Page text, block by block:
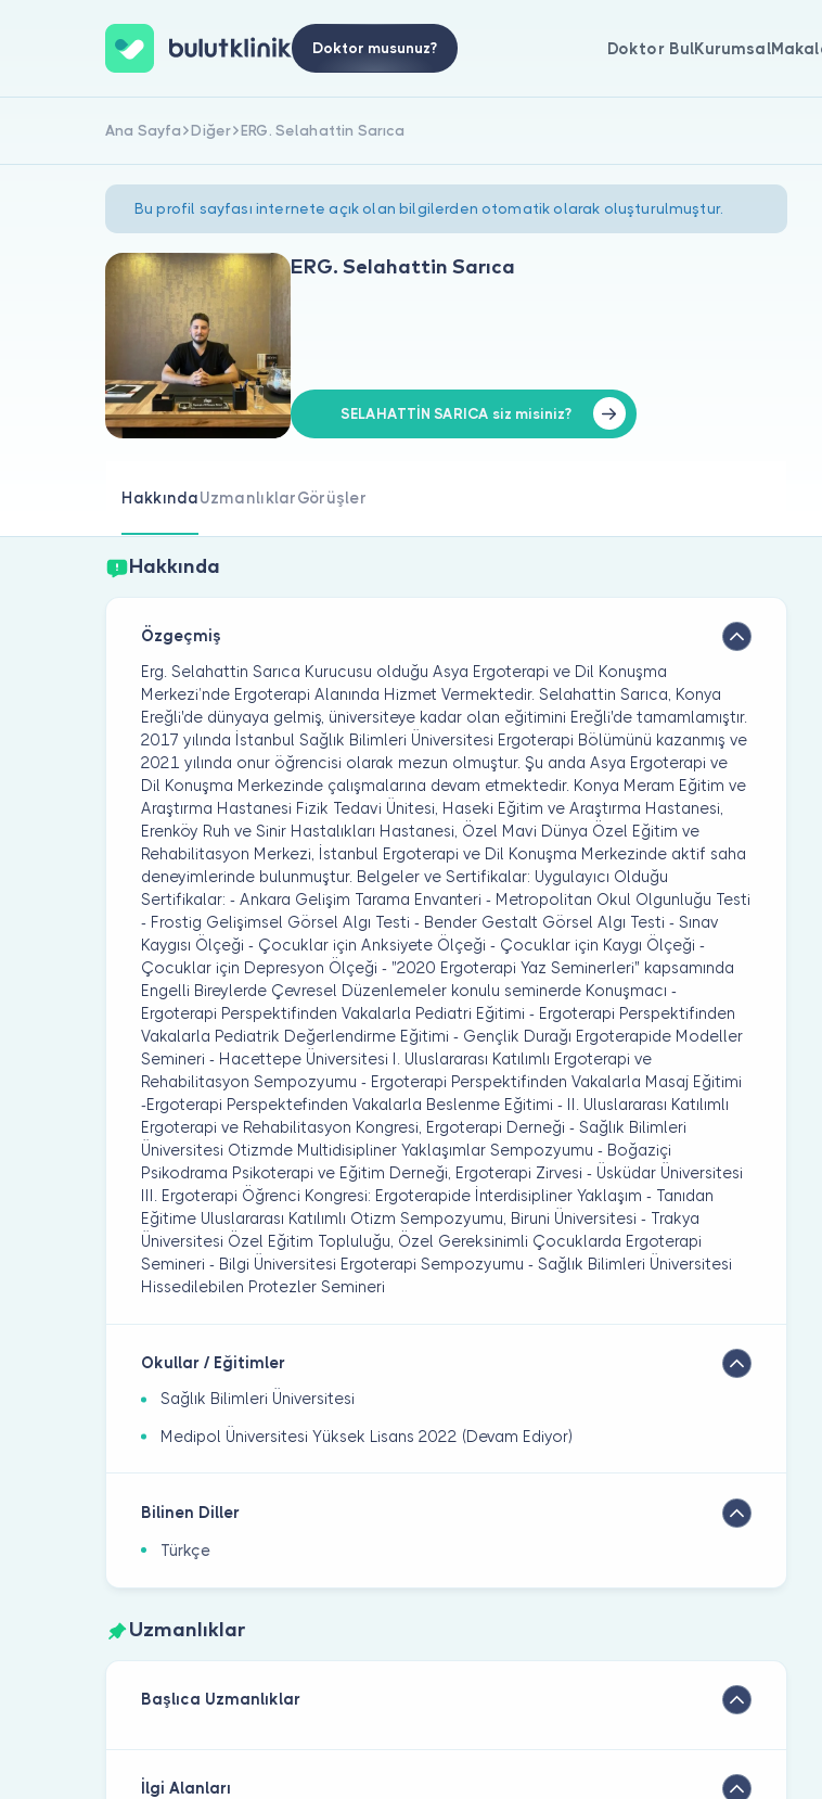
Doktor musunuz? Doktor BulKurumsal
Ana Sayfa Diğer ERG. Selahattin Sarıca
Bu profil sayfası internete açık olan bilgilerden otomatik olarak oluşturulmuştur.
ERG. Selahattin Sarıca
SELAHATTİN SARICA siz misiniz?
HakkındaUzmanlıklarGörüşler
Hakkında
Özgeçmiş
Erg. Selahattin Sarıca Kurucusu olduğu Asya Ergoterapi ve Dil Konuşma
Merkezi’nde Ergoterapi Alanında Hizmet Vermektedir. Selahattin Sarıca, Konya
Ereğli'de dünyaya gelmiş, üniversiteye kadar olan eğitimini Ereğli'de tamamlamıştır.
2017 yılında İstanbul Sağlık Bilimleri Üniversitesi Ergoterapi Bölümünü kazanmış ve
2021 yılında onur öğrencisi olarak mezun olmuştur. Şu anda Asya Ergoterapi ve
Dil Konuşma Merkezinde çalışmalarına devam etmektedir. Konya Meram Eğitim ve
Araştırma Hastanesi Fizik Tedavi Ünitesi, Haseki Eğitim ve Araştırma Hastanesi,
Erenköy Ruh ve Sinir Hastalıkları Hastanesi, Özel Mavi Dünya Özel Eğitim ve
Rehabilitasyon Merkezi, İstanbul Ergoterapi ve Dil Konuşma Merkezinde aktif saha
deneyimlerinde bulunmuştur. Belgeler ve Sertifikalar: Uygulayıcı Olduğu
Sertifikalar: - Ankara Gelişim Tarama Envanteri - Metropolitan Okul Olgunluğu Testi
- Frostig Gelişimsel Görsel Algı Testi - Bender Gestalt Görsel Algı Testi - Sınav
Kaygısı Ölçeği - Çocuklar için Anksiyete Ölçeği - Çocuklar için Kaygı Ölçeği -
Çocuklar için Depresyon Ölçeği - "2020 Ergoterapi Yaz Seminerleri" kapsamında
Engelli Bireylerde Çevresel Düzenlemeler konulu seminerde Konuşmacı -
Ergoterapi Perspektifinden Vakalarla Pediatri Eğitimi - Ergoterapi Perspektifinden
Vakalarla Pediatrik Değerlendirme Eğitimi - Gençlik Durağı Ergoterapide Modeller
Semineri - Hacettepe Üniversitesi I. Uluslararası Katılımlı Ergoterapi ve
Rehabilitasyon Sempozyumu - Ergoterapi Perspektifinden Vakalarla Masaj Eğitimi
-Ergoterapi Perspektefinden Vakalarla Beslenme Eğitimi - II. Uluslararası Katılımlı
Ergoterapi ve Rehabilitasyon Kongresi, Ergoterapi Derneği - Sağlık Bilimleri
Üniversitesi Otizmde Multidisipliner Yaklaşımlar Sempozyumu - Boğaziçi
Psikodrama Psikoterapi ve Eğitim Derneği, Ergoterapi Zirvesi - Üsküdar Üniversitesi
III. Ergoterapi Öğrenci Kongresi: Ergoterapide İnterdisipliner Yaklaşım - Tanıdan
Eğitime Uluslararası Katılımlı Otizm Sempozyumu, Biruni Üniversitesi - Trakya
Üniversitesi Özel Eğitim Topluluğu, Özel Gereksinimli Çocuklarda Ergoterapi
Semineri - Bilgi Üniversitesi Ergoterapi Sempozyumu - Sağlık Bilimleri Üniversitesi
Hissedilebilen Protezler Semineri
Okullar / Eğitimler
Sağlık Bilimleri Üniversitesi
Medipol Üniversitesi Yüksek Lisans 2022 (Devam Ediyor)
Bilinen Diller
Türkçe
Uzmanlıklar
Başlıca Uzmanlıklar
İlgi Alanları